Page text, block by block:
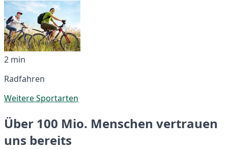
2 min
Radfahren
Weitere Sportarten
Über 100 Mio. Menschen vertrauen
uns bereits